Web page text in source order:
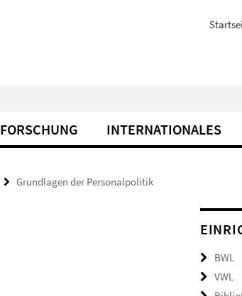
FORSCHUNG INTERNATIONALES
Grundlagen der Personalpolitik
BWL
VWL